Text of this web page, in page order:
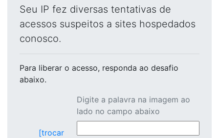
Seu IP fez diversas tentativas de
acessos suspeitos a sites hospedados
conosco.
Para liberar o acesso, responda ao desafio
abaixo.
[trocar
Digite a palavra na imagem ao
lado no campo abaixo